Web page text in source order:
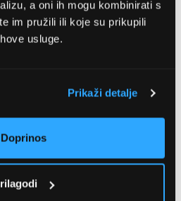
a oni ih mogu kombinirati s
im pružili ili koje su prikupili
usluge.
Prikaži detalje
Doprinos